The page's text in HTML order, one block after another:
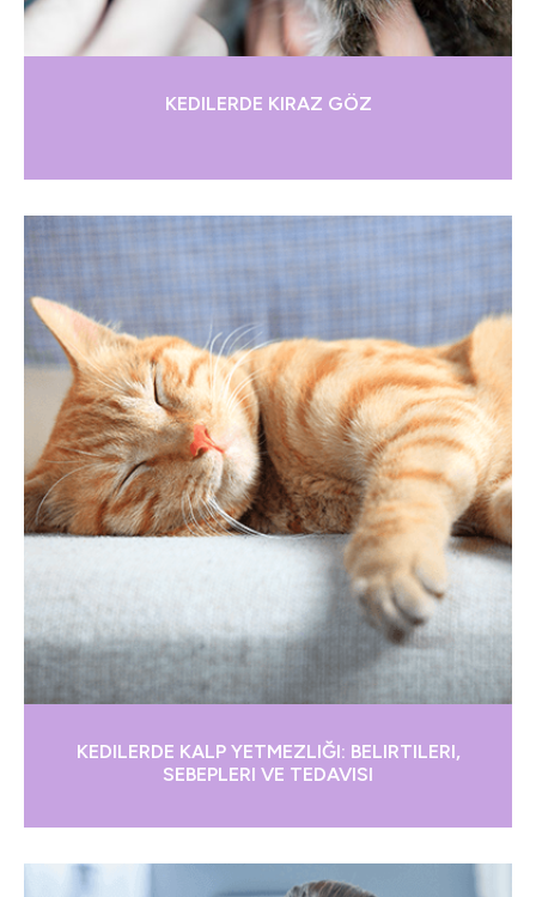
KEDILERDE KIRAZ GÖZ
KEDILERDE KALP YETMEZLIĞI: BELIRTILERI,
SEBEPLERI VE TEDAVISI